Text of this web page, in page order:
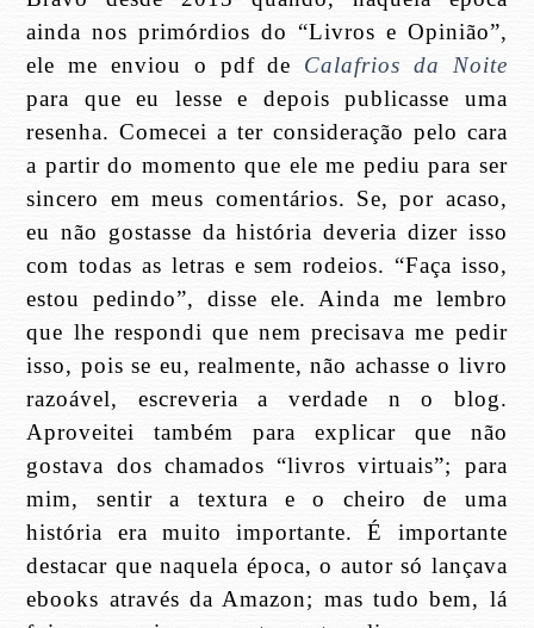
ainda nos primórdios do “Livros e Opinião”,
ele me enviou o pdf de Calafrios da Noite
para que eu lesse e depois publicasse uma
resenha. Comecei a ter consideração pelo cara
a partir do momento que ele me pediu para ser
sincero em meus comentários. Se, por acaso,
eu não gostasse da história deveria dizer isso
com todas as letras e sem rodeios. “Faça isso,
estou pedindo”, disse ele. Ainda me lembro
que lhe respondi que nem precisava me pedir
isso, pois se eu, realmente, não achasse o livro
razoável, escreveria a verdade n o blog.
Aproveitei também para explicar que não
gostava dos chamados “livros virtuais”; para
mim, sentir a textura e o cheiro de uma
história era muito importante. É importante
destacar que naquela época, o autor só lançava
ebooks através da Amazon; mas tudo bem, lá